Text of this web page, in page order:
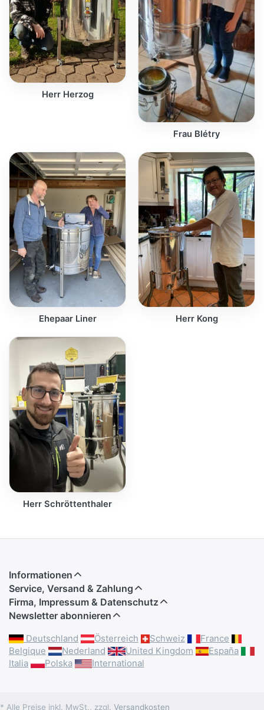
Herr Herzog
Frau Blétry
Ehepaar Liner Herr Kong
Herr Schröttenthaler
Informationen
Service, Versand & Zahlung
Firma, Impressum & Datenschutz
Newsletter abonnieren
Deutschland Österreich Schweiz
France
Belgique
Nederland United Kingdom
España
Italia
Polska International
* Alle Preise inkl. MwSt., zzgl. Versandkosten